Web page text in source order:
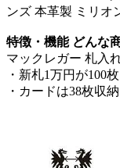
ンズ 本革製 ミリオ
特徴・機能 どんな
マックレガー 札入
・新札1万円が100
・カードは38枚収納